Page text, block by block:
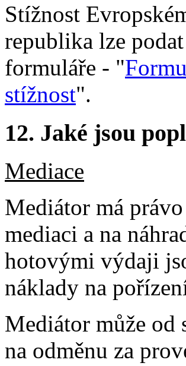
Stížnost
republika lze
formuláře - "
stížnost".
12. Jaké jsou
Mediace
Mediátor má
mediaci a na
hotovými výdaji
náklady na
Mediátor může od
na odměnu za